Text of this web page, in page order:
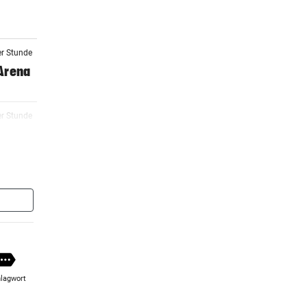
Stunde
Stunde
Stunde